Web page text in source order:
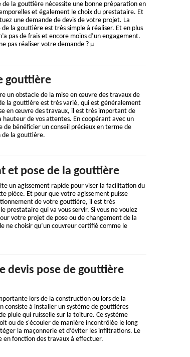
la gouttière nécessite une bonne préparation en
et également le choix du prestataire. Et
une demande de devis de votre projet. La
la gouttière est très simple à réaliser. Et en plus
pas de frais et encore moins d’un engagement.
pas réaliser votre demande ? µ
gouttière
un obstacle de la mise en œuvre des travaux de
la gouttière est très varié, qui est généralement
en œuvre des travaux, il est très important de
de vos attentes. En coopérant avec un
de bénéficier un conseil précieux en terme de
de la gouttière.
et pose de la gouttière
un agissement rapide pour viser la facilitation du
pièce. Et pour que votre agissement puisse
de votre gouttière, il est très
prestataire qui va vous servir. Si vous ne voulez
votre projet de pose ou de changement de la
ne choisir qu’un couvreur certifié comme le
devis pose de gouttière
lors de la construction ou lors de la
à installer un système de gouttières
pluie qui ruisselle sur la toiture. Ce système
ou de s'écouler de manière incontrôlée le long
la maçonnerie et d’éviter les infiltrations. Le
en fonction des travaux à effectuer.